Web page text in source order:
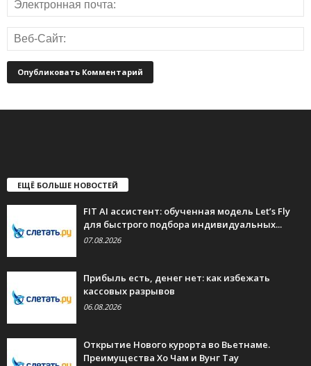
ЕЩЁ БОЛЬШЕ НОВОСТЕЙ
FIT AI ассистент: обученная модель Let’s Fly
для быстрого подбора индивидуальных...
07.08.2026
Прибыль есть, денег нет: как избежать
кассовых разрывов
06.08.2026
Открытие Нового курорта во Вьетнаме.
Преимущества Хо Чам и Вунг Тау